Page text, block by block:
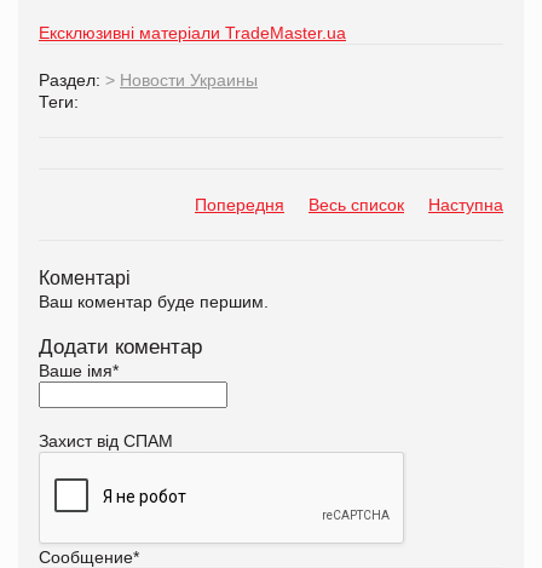
Ексклюзивні матеріали TradeMaster.ua
Раздел: > Новости Украины
Теги:
Попередня Весь список Наступна
Коментарі
Ваш коментар буде першим.
Додати коментар
Ваше імя*
Захист від СПАМ
Сообщение*